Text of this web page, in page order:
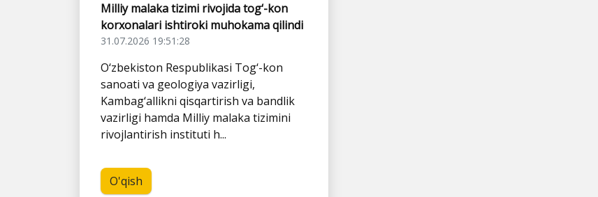
Milliy malaka tizimi rivojida tog‘-kon
korxonalari ishtiroki muhokama qilindi
31.07.2026 19:51:28
O‘zbekiston Respublikasi Tog‘-kon
sanoati va geologiya vazirligi,
Kambag‘allikni qisqartirish va bandlik
vazirligi hamda Milliy malaka tizimini
rivojlantirish instituti h...
O'qish